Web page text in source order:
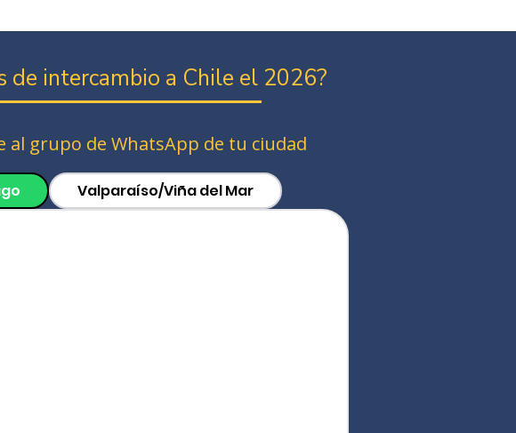
de intercambio a Chile el 2026?
al grupo de WhatsApp de tu ciudad
Valparaíso/Viña del Mar